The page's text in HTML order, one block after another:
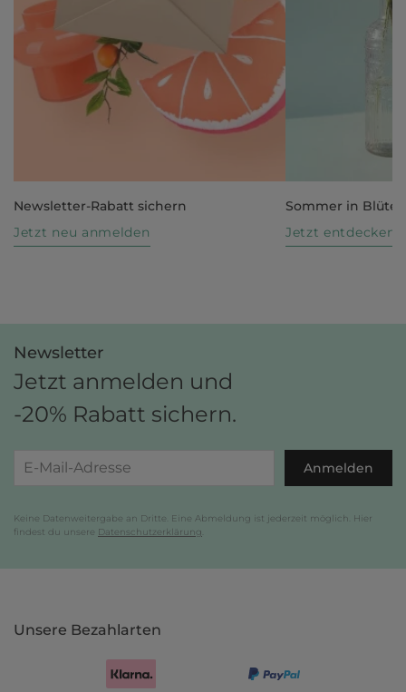
Newsletter-Rabatt sichern
Jetzt neu anmelden
Sommer in Blüte
Jetzt entdecken
Newsletter
Jetzt anmelden und
-20% Rabatt sichern.
Anmelden
Keine Datenweitergabe an Dritte. Eine Abmeldung ist jederzeit möglich. Hier
findest du unsere Datenschutzerklärung
Unsere Bezahlarten